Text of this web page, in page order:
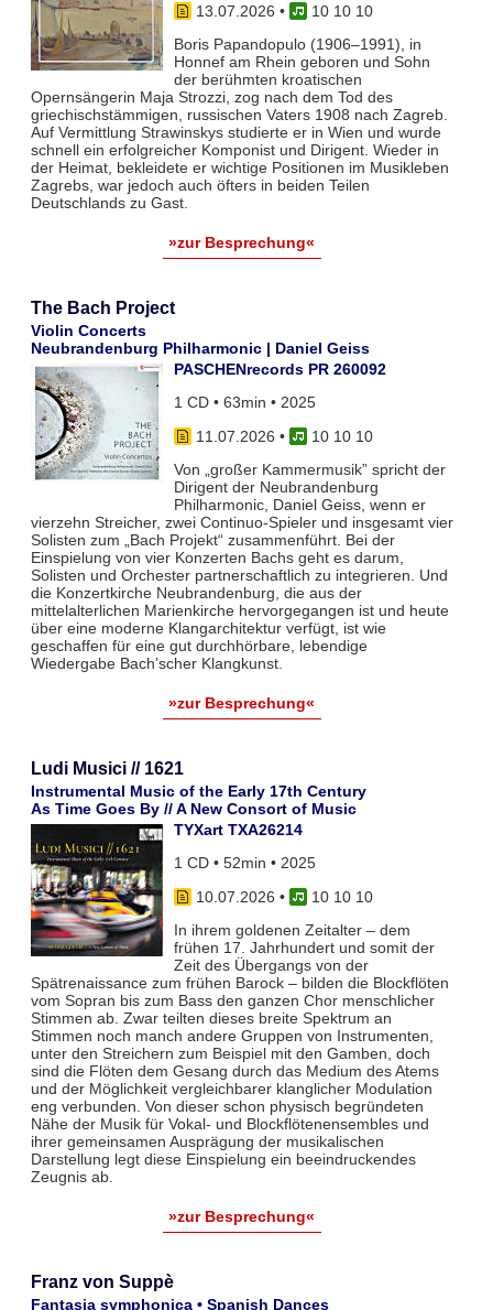
13.07.2026 •
10 10 10
Boris Papandopulo (1906–1991), in
Honnef am Rhein geboren und Sohn
der berühmten kroatischen
Opernsängerin Maja Strozzi, zog nach dem Tod des
griechischstämmigen, russischen Vaters 1908 nach Zagreb.
Auf Vermittlung Strawinskys studierte er in Wien und wurde
schnell ein erfolgreicher Komponist und Dirigent. Wieder in
der Heimat, bekleidete er wichtige Positionen im Musikleben
Zagrebs, war jedoch auch öfters in beiden Teilen
Deutschlands zu Gast.
»zur Besprechung«
The Bach Project
Violin Concerts
Neubrandenburg Philharmonic | Daniel Geiss
PASCHENrecords PR 260092
1 CD • 63min • 2025
11.07.2026 •
10 10 10
Von „großer Kammermusik” spricht der
Dirigent der Neubrandenburg
Philharmonic, Daniel Geiss, wenn er
vierzehn Streicher, zwei Continuo-Spieler und insgesamt vier
Solisten zum „Bach Projekt“ zusammenführt. Bei der
Einspielung von vier Konzerten Bachs geht es darum,
Solisten und Orchester partnerschaftlich zu integrieren. Und
die Konzertkirche Neubrandenburg, die aus der
mittelalterlichen Marienkirche hervorgegangen ist und heute
über eine moderne Klangarchitektur verfügt, ist wie
geschaffen für eine gut durchhörbare, lebendige
Wiedergabe Bach’scher Klangkunst.
»zur Besprechung«
Ludi Musici // 1621
Instrumental Music of the Early 17th Century
As Time Goes By // A New Consort of Music
TYXart TXA26214
1 CD • 52min • 2025
10.07.2026 •
10 10 10
In ihrem goldenen Zeitalter – dem
frühen 17. Jahrhundert und somit der
Zeit des Übergangs von der
Spätrenaissance zum frühen Barock – bilden die Blockflöten
vom Sopran bis zum Bass den ganzen Chor menschlicher
Stimmen ab. Zwar teil­ten dieses breite Spektrum an
Stimmen noch manch andere Gruppen von Instrumenten,
unter den Streichern zum Bei­spiel mit den Gamben, doch
sind die Flöten dem Gesang durch das Medium des Atems
und der Möglichkeit vergleich­barer klanglicher Modulation
eng verbunden. Von dieser schon physisch begründeten
Nähe der Musik für Vokal- und Blockflö­tenensembles und
ihrer gemeinsamen Ausprägung der musikalischen
Darstellung legt diese Einspielung ein beeindruckendes
Zeugnis ab.
»zur Besprechung«
Franz von Suppè
Fantasia symphonica • Spanish Dances